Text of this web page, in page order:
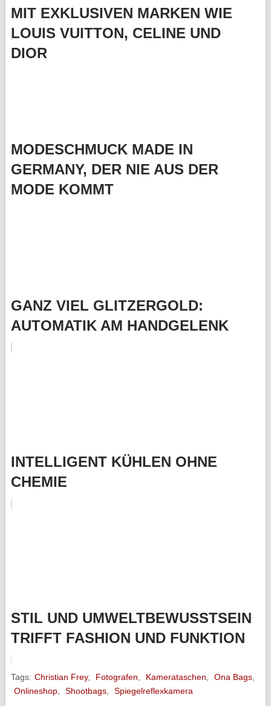
MIT EXKLUSIVEN MARKEN WIE
LOUIS VUITTON, CELINE UND
DIOR
MODESCHMUCK MADE IN
GERMANY, DER NIE AUS DER
MODE KOMMT
GANZ VIEL GLITZERGOLD:
AUTOMATIK AM HANDGELENK
INTELLIGENT KÜHLEN OHNE
CHEMIE
STIL UND UMWELTBEWUSSTSEIN
TRIFFT FASHION UND FUNKTION
Tags: Christian Frey, Fotografen Kamerataschen Ona Bags,
Onlineshop, Shootbags, Spiegelreflexkamera